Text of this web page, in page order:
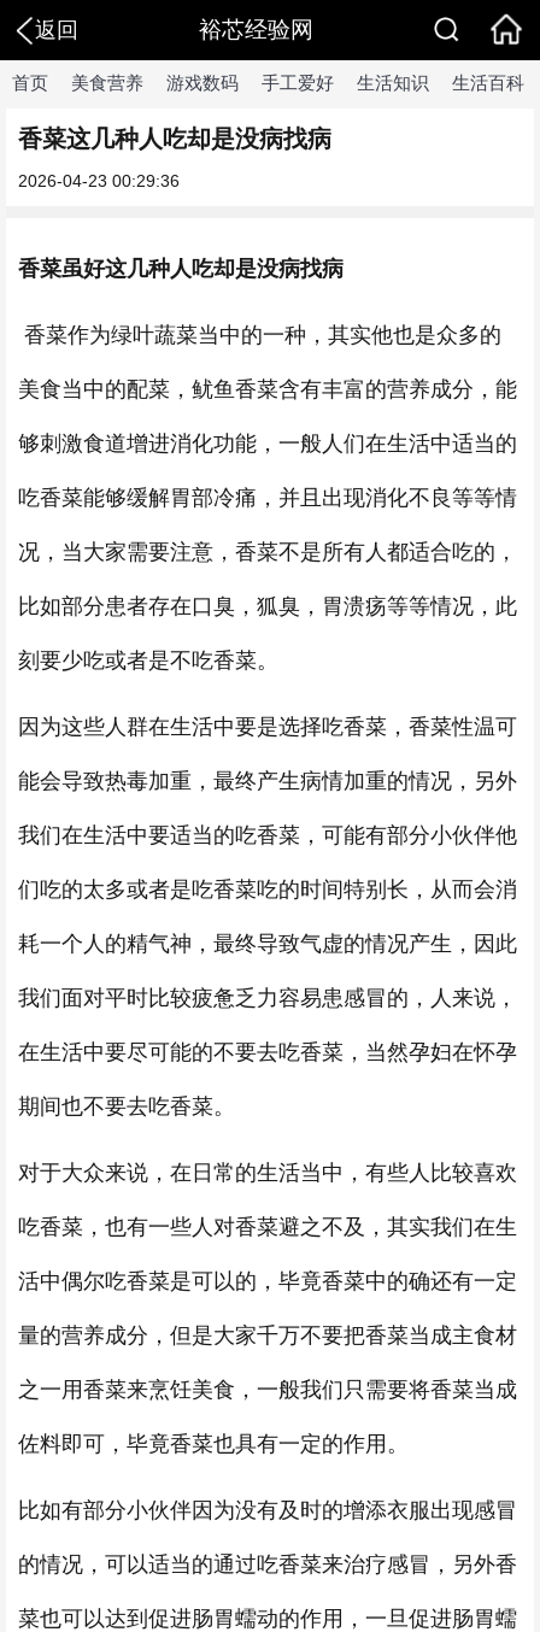
返回 裕芯经验网
首页 美食营养 游戏数码 手工爱好 生活知识 生活百科
香菜这几种人吃却是没病找病
2026-04-23 00:29:36
香菜虽好这几种人吃却是没病找病
香菜作为绿叶蔬菜当中的一种，其实他也是众多的
美食当中的配菜，鱿鱼香菜含有丰富的营养成分，能
够刺激食道增进消化功能，一般人们在生活中适当的
吃香菜能够缓解胃部冷痛，并且出现消化不良等等情
况，当大家需要注意，香菜不是所有人都适合吃的，
比如部分患者存在口臭，狐臭，胃溃疡等等情况，此
刻要少吃或者是不吃香菜。
因为这些人群在生活中要是选择吃香菜，香菜性温可
能会导致热毒加重，最终产生病情加重的情况，另外
我们在生活中要适当的吃香菜，可能有部分小伙伴他
们吃的太多或者是吃香菜吃的时间特别长，从而会消
耗一个人的精气神，最终导致气虚的情况产生，因此
我们面对平时比较疲惫乏力容易患感冒的，人来说，
在生活中要尽可能的不要去吃香菜，当然孕妇在怀孕
期间也不要去吃香菜。
对于大众来说，在日常的生活当中，有些人比较喜欢
吃香菜，也有一些人对香菜避之不及，其实我们在生
活中偶尔吃香菜是可以的，毕竟香菜中的确还有一定
量的营养成分，但是大家千万不要把香菜当成主食材
之一用香菜来烹饪美食，一般我们只需要将香菜当成
佐料即可，毕竟香菜也具有一定的作用。
比如有部分小伙伴因为没有及时的增添衣服出现感冒
的情况，可以适当的通过吃香菜来治疗感冒，另外香
菜也可以达到促进肠胃蠕动的作用，一旦促进肠胃蠕